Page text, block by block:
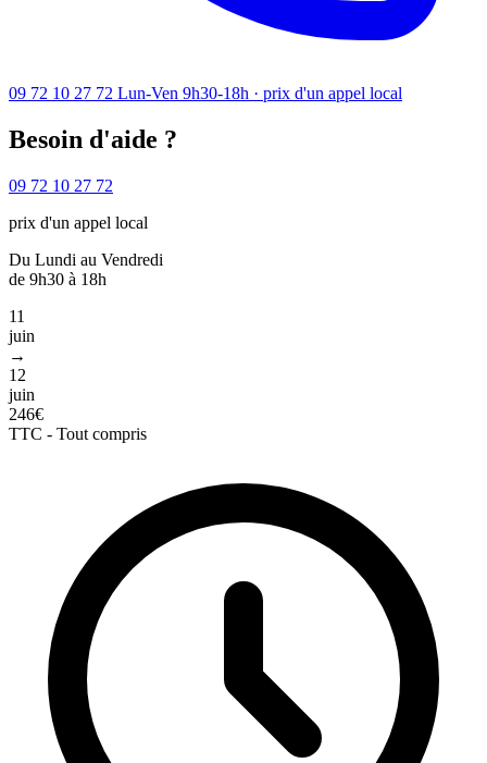
09 72 10 27 72 Lun-Ven 9h30-18h · prix d'un appel local
Besoin d'aide ?
09 72 10 27 72
prix d'un appel local
Du Lundi au Vendredi
de 9h30 à 18h
11
juin
→
12
juin
246€
TTC - Tout compris